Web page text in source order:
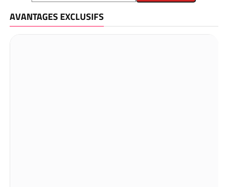
AVANTAGES EXCLUSIFS